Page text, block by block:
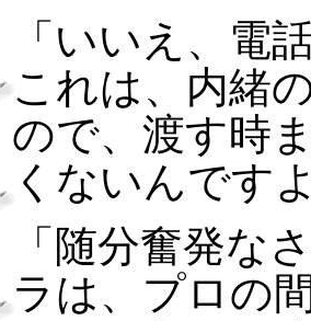
「いいえ、電
これは、内緒
ので、渡す時
くないんです
「随分奮発な
ラは、プロの